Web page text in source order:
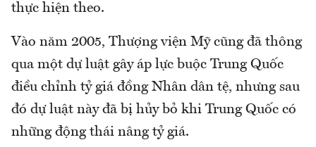
thực hiện theo.
Vào năm 2005, Thượng viện Mỹ cũng đã thông
qua một dự luật gây áp lực buộc Trung Quốc
điều chỉnh tỷ giá đồng Nhân dân tệ, nhưng sau
đó dự luật này đã bị hủy bỏ khi Trung Quốc có
những động thái nâng tỷ giá.